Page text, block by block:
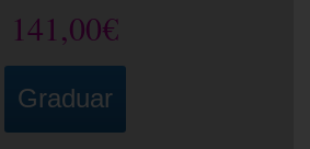
141,00€
Graduar